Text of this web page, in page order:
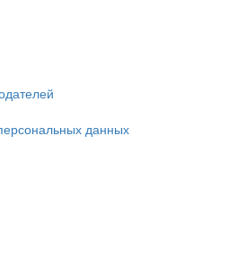
данных